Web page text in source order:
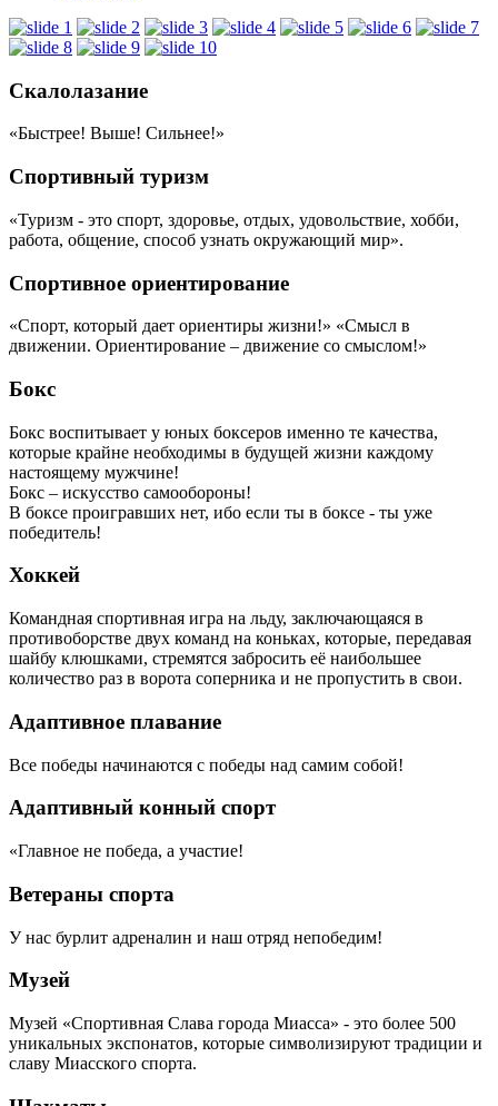
Скалолазание
«Быстрее! Выше! Сильнее!»
Спортивный туризм
«Туризм - это спорт, здоровье, отдых, удовольствие, хобби,
работа, общение, способ узнать окружающий мир».
Спортивное ориентирование
«Спорт, который дает ориентиры жизни!» «Смысл в
движении. Ориентирование – движение со смыслом!»
Бокс
Бокс воспитывает у юных боксеров именно те качества,
которые крайне необходимы в будущей жизни каждому
настоящему мужчине!
Бокс – искусство самообороны!
В боксе проигравших нет, ибо если ты в боксе - ты уже
победитель!
Хоккей
Командная спортивная игра на льду, заключающаяся в
противоборстве двух команд на коньках, которые, передавая
шайбу клюшками, стремятся забросить её наибольшее
количество раз в ворота соперника и не пропустить в свои.
Адаптивное плавание
Все победы начинаются с победы над самим собой!
Адаптивный конный спорт
«Главное не победа, а участие!
Ветераны спорта
У нас бурлит адреналин и наш отряд непобедим!
Музей
Музей «Спортивная Слава города Миасса» - это более 500
уникальных экспонатов, которые символизируют традиции и
славу Миасского спорта.